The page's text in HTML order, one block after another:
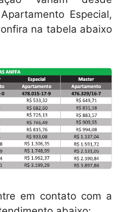
Especial,
na tabela abaixo
em contato com a